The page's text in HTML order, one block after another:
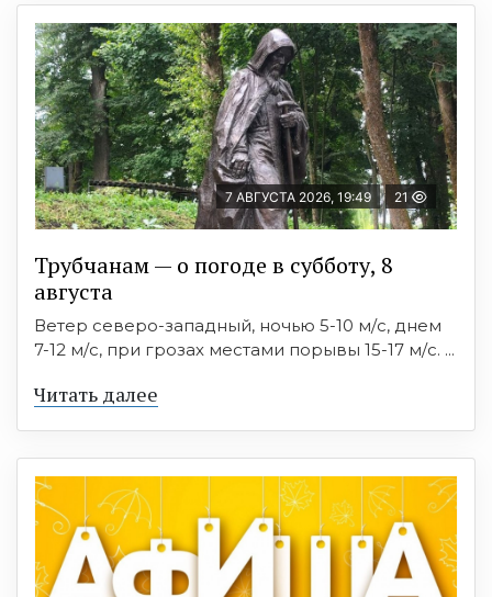
7 АВГУСТА 2026, 19:49 21
Трубчанам — о погоде в субботу, 8
августа
Ветер северо-западный, ночью 5-10 м/с, днем
7-12 м/с, при грозах местами порывы 15-17 м/с. ...
Читать далее